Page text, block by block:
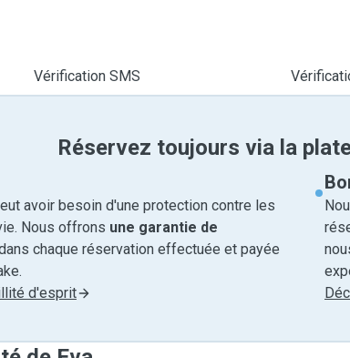
Vérification SMS
Réservez toujours via la
avoir besoin d'une protection contre les
Nous offrons une garantie de
chaque réservation effectuée et payée
d'esprit